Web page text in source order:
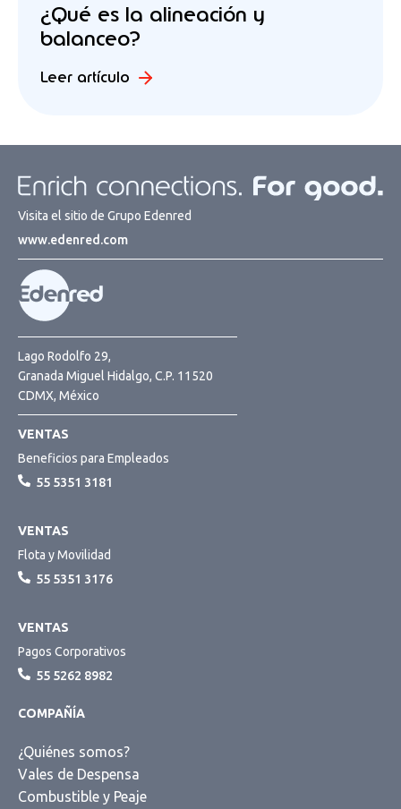
¿Qué es la alineación y
balanceo?
Leer artículo
Visita el sitio de Grupo Edenred
www.edenred.com
Lago Rodolfo 29,
Granada Miguel Hidalgo, C.P. 11520
CDMX, México
VENTAS
Beneficios para Empleados
55 5351 3181
VENTAS
Flota y Movilidad
55 5351 3176
VENTAS
Pagos Corporativos
55 5262 8982
COMPAÑÍA
¿Quiénes somos?
Vales de Despensa
Combustible y Peaje